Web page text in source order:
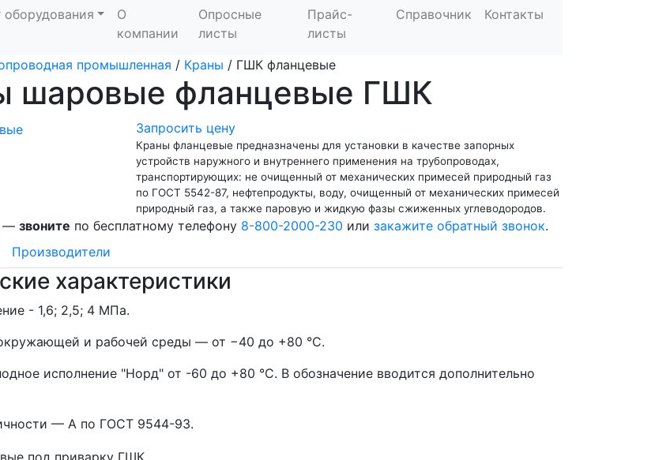
оборудования
О
компании
Опросные
листы
Прайс-
листы
Справочник Контакты
промышленная / Краны / ГШК фланцевые
шаровые фланцевые ГШК
Запросить цену
Краны фланцевые предназначены для установки в качестве запорных
устройств наружного и внутреннего применения на трубопроводах,
транспортирующих: не очищенный от механических примесей природный газ
по ГОСТ 5542-87, нефтепродукты, воду, очищенный от механических примесей
природный газ, а также паровую и жидкую фазы сжиженных углеводородов.
— звоните по бесплатному телефону 8-800-2000-230 или закажите обратный звонок.
Производители
характеристики
- 1,6; 2,5; 4 МПа.
и рабочей среды — от −40 до +80 °С.
исполнение "Норд" от -60 до +80 °С. В обозначение вводится дополнительно
— А по ГОСТ 9544-93.